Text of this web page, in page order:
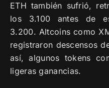
ETH también sufrió,
los 3.100 antes de
3.200. Altcoins como
registraron descensos
así, algunos tokens
ligeras ganancias.